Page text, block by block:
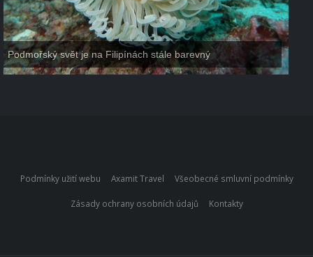
Podmořský svět je na Filipínách stále barevný
Podmínky užití webu Axamit Travel Všeobecné smluvní podmínky
Zásady ochrany osobních údajů Kontakty